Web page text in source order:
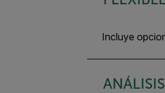
Incluye